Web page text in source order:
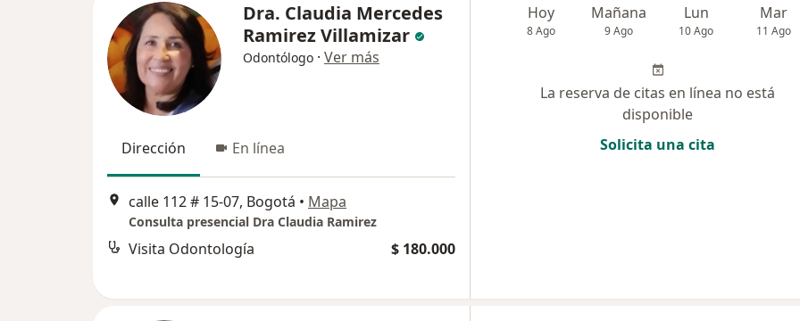
Dra. Claudia Mercedes
Ramirez Villamizar
Odontólogo · Ver más
Dirección En línea
calle 112 # 15-07, Bogotá • Mapa
Consulta presencial Dra Claudia Ramirez
Visita Odontología $ 180.000
Hoy
8 Ago
Mañana
9 Ago
Lun
10 Ago
Mar
11 Ago
La reserva de citas en línea no está
disponible
Solicita una cita